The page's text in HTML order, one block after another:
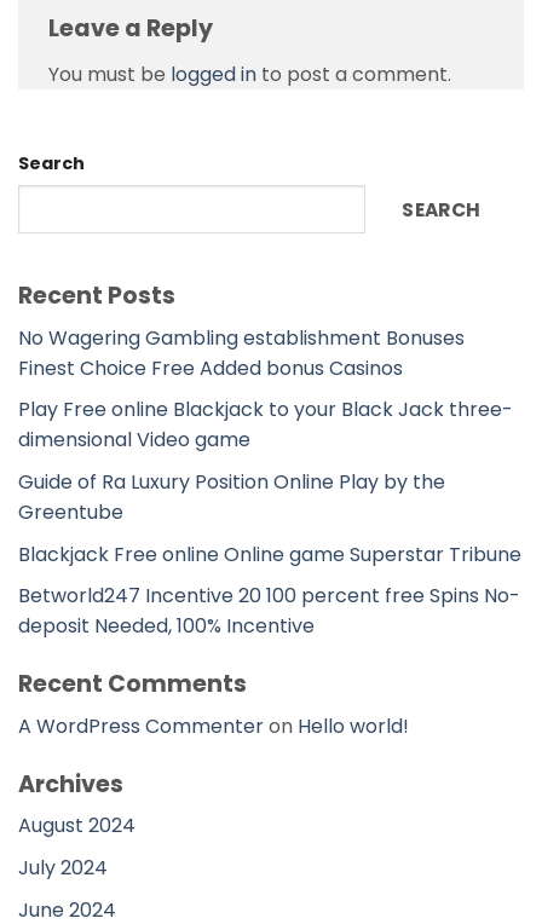
Leave a Reply
You must be logged in to post a comment.
Search
SEARCH
Recent Posts
No Wagering Gambling establishment Bonuses
Finest Choice Free Added bonus Casinos
Play Free online Blackjack to your Black Jack three-
dimensional Video game
Guide of Ra Luxury Position Online Play by the
Greentube
Blackjack Free online Online game Superstar Tribune
Betworld247 Incentive 20 100 percent free Spins No-
deposit Needed, 100% Incentive
Recent Comments
A WordPress Commenteron Hello world!
Archives
August 2024
July 2024
June 2024